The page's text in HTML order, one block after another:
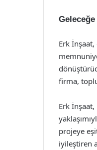
Erk
firma,
Erk
projeye
iyileştiren